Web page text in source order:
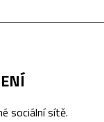
sociální sítě.